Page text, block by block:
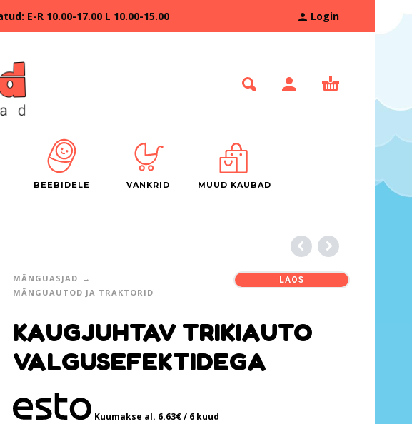
R 10.00-17.00 L 10.00-15.00 Login
BEEBIDELE VANKRID MUUD KAUBAD
MÄNGUASJAD
MÄNGUAUTOD JA TRAKTORID
LAOS
KAUGJUHTAV TRIKIAUTO
VALGUSEFEKTIDEGA
Kuumakse al. 6.63€/ 6 kuud